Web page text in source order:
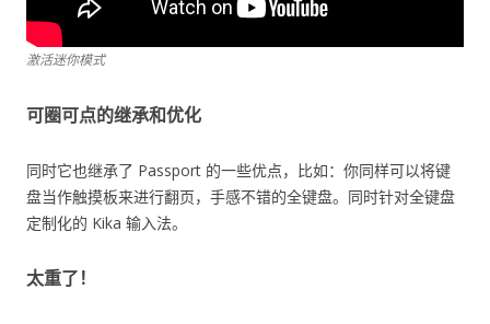
激活迷你模式
可圈可点的继承和优化
同时它也继承了 Passport 的一些优点，比如：你同样可以将键
盘当作触摸板来进行翻页，手感不错的全键盘。同时针对全键盘
定制化的 Kika 输入法。
太重了！